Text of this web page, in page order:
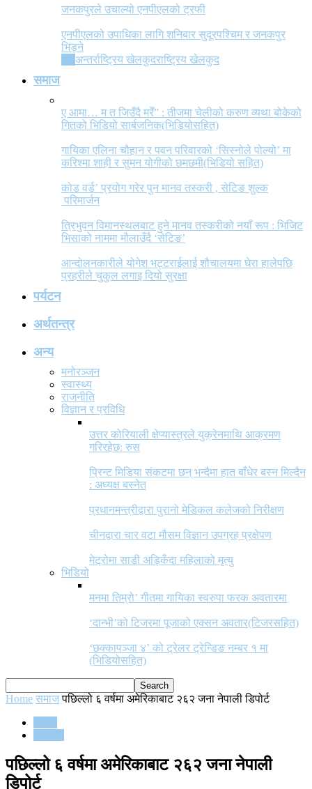
जनकपुरले उचाल्यो एनपीएलको ट्रफी
एनपीएलको उपाधिका लागि शनिबार सुदूरपश्चिम र जनकपुर
भिड्ने
अन्तर्राष्ट्रिय खेलकुदराष्ट्रिय खेलकुद
समाज
ए आमा… म त जिउँदै मरेँ” : तीजमा चेलीको करुण व्यथा बोकेको
गितको भिडियो सार्बजनिक(भिडियोसहित)
गायिका एलिना चौहान र पवन परिवारको ‘सिस्नोले पोल्यो’ मा
करिश्मा शाही र सुमन योगीको छमछमी(भिडियो सहित)
कोड वर्ड’ प्रयोग गरेर पुन मानव तस्करी , सेटिङ शुल्क
परिमार्जन
त्रिभुवन विमानस्थलबाट हुने मानव तस्करीको नयाँ रूप : भिजिट
भिसाको नाममा मौलाउँदै ‘सेटिङ’
आन्दोलनकारीले योगेश भट्टराईलाई शौचालयमा घेरा हालेपछि
प्रहरीले चुकुल लगाइ दियो सुरक्षा
पर्यटन
अर्थतन्त्र
अन्य
मनोरञ्जन
स्वास्थ्य
राजनीति
विज्ञान र प्रविधि
उत्तर कोरियाली क्षेप्यास्त्रले युक्रेनमाथि आक्रमण
गरिरहेछ: रुस
प्रिन्ट मिडिया संकटमा छन् भन्दैमा हात बाँधेर बस्न मिल्दैन
: अध्यक्ष बस्नेत
प्रधानमन्त्रीद्वारा पुरानो मेडिकल कलेजको निरीक्षण
चीनद्वारा चार वटा मौसम विज्ञान उपग्रह प्रक्षेपण
मेट्रोमा साडी अड्किँदा महिलाको मृत्यु
भिडियो
मनमा तिम्रो’ गीतमा गायिका स्वरुपा फरक अवतारमा
‘दान्भी’को टिजरमा पूजाको एक्सन अवतार(टिजरसहित)
‘छक्कापञ्जा ४’ को ट्रेलर ट्रेन्डिङ नम्बर १ मा
(भिडियोसहित)
Home समाज पछिल्लो ६ वर्षमा अमेरिकाबाट २६२ जना नेपाली डिपोर्ट
पछिल्लो ६ वर्षमा अमेरिकाबाट २६२ जना नेपाली
डिपोर्ट